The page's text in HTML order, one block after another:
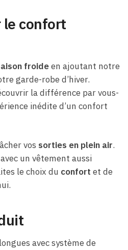
le confort
froideen ajoutant notre
garde-robe d’hiver.
la différence par vous-
inédite d’un confort
vos sorties en plein air.
un vêtement aussi
le choix du confort et de
avec système de